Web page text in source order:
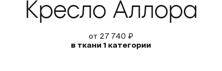
Кресло Аллора
от 27 740 ₽
в ткани 1 категории